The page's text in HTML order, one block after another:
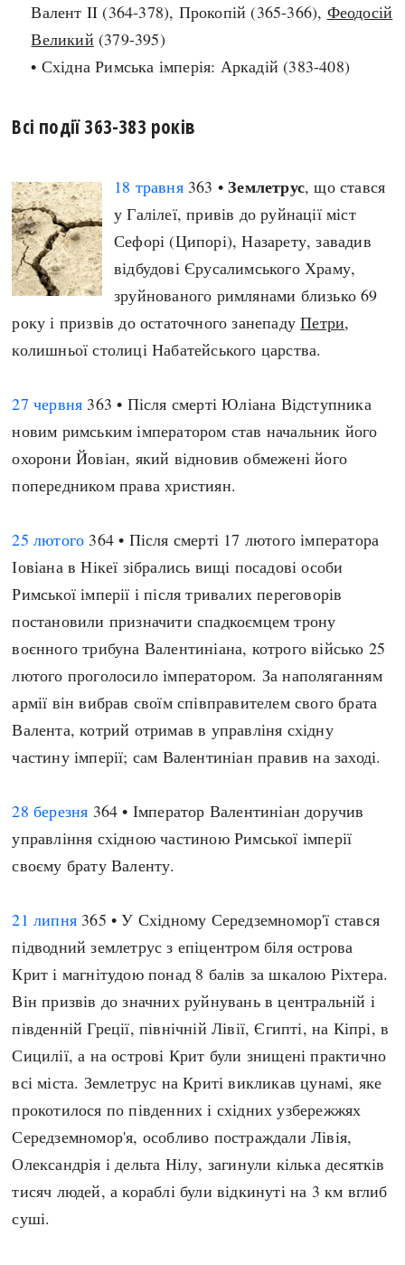
Культура і мистецтво
Наука, освіта і техніка
Особистості
Подорожі і відкриття
Політика
Релігія
Розваги і дозвілля
Спорт
Україна радянська
Регіони
Австралія
Азія
Америка
Хронологія
Античні часи
Темні віки
Високе Середньовіччя
Пізнє Середньовіччя
Нова історія
Новітня історія
Автори
done
Валент II (364-378), Прокопій (365-366), Феодосій
Великий (379-395)
• Східна Римська імперія: Аркадій (383-408)
Всі події 363-383 років
18 травня363 •Землетрус, що стався
у Галілеї, привів до руйнації міст
Сефорі (Ципорі), Назарету, завадив
відбудові Єрусалимського Храму,
зруйнованого римлянами близько 69
року і призвів до остаточного занепадуПетри,
колишньої столиці Набатейського царства.
27 червня 363 • Після смерті Юліана Відступника
новим римським імператором став начальник його
охорони Йовіан, який відновив обмежені його
попередником права християн.
25 лютого 364 • Після смерті 17 лютого імператора
Іовіана в Нікеї зібрались вищі посадові особи
Римської імперії і після тривалих переговорів
постановили призначити спадкоємцем трону
воєнного трибуна Валентиніана, котрого військо 25
лютого проголосило імператором. За наполяганням
армії він вибрав своїм співправителем свого брата
Валента, котрий отримав в управліня східну
частину імперії; сам Валентиніан правив на заході.
28 березня 364 • Імператор Валентиніан доручив
управління східною частиною Римської імперії
своєму брату Валенту.
21 липня 365 • У Східному Середземномор'ї стався
підводний землетрус з епіцентром біля острова
Крит і магнітудою понад 8 балів за шкалою Ріхтера.
Він призвів до значних руйнувань в центральній і
південній Греції, північній Лівії, Єгипті, на Кіпрі, в
Сицилії, а на острові Крит були знищені практично
всі міста. Землетрус на Криті викликав цунамі, яке
прокотилося по південних і східних узбережжях
Середземномор'я, особливо постраждали Лівія,
Олександрія і дельта Нілу, загинули кілька десятків
тисяч людей, а кораблі були відкинуті на 3 км вглиб
суші.